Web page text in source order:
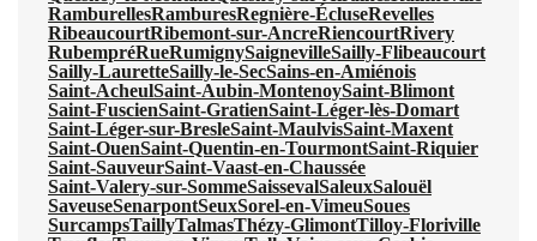
RamburellesRamburesRegnière-ÉcluseRevelles
RibeaucourtRibemont-sur-AncreRiencourtRivery
RubempréRueRumignySaignevilleSailly-Flibeaucourt
Sailly-LauretteSailly-le-SecSains-en-Amiénois
Saint-AcheulSaint-Aubin-MontenoySaint-Blimont
Saint-FuscienSaint-GratienSaint-Léger-lès-Domart
Saint-Léger-sur-BresleSaint-MaulvisSaint-Maxent
Saint-OuenSaint-Quentin-en-TourmontSaint-Riquier
Saint-SauveurSaint-Vaast-en-Chaussée
Saint-Valery-sur-SommeSaissevalSaleuxSalouël
SaveuseSenarpontSeuxSorel-en-VimeuSoues
SurcampsTaillyTalmasThézy-GlimontTilloy-Floriville